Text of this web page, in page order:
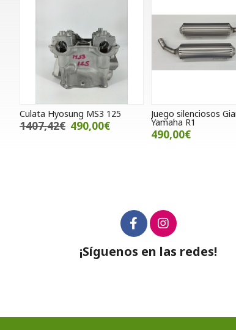
Culata Hyosung MS3 125
1407,42€ 490,00€
Juego silenciosos
Yamaha R1
490,00€
¡Síguenos en las redes!